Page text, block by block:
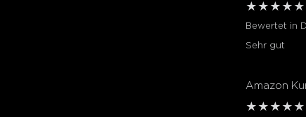
★ ★ ★ ★ ★
Bewertet in
Sehr gut
Amazon
★ ★ ★ ★ ★